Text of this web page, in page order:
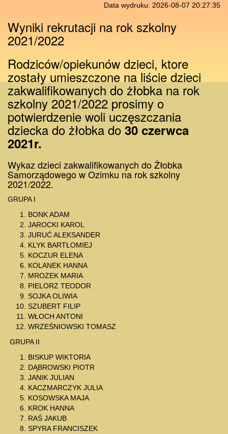
Data wydruku: 2026-08-07 20:27:35
Wyniki rekrutacji na rok szkolny
2021/2022
Rodziców/opiekunów dzieci, ktore
zostały umieszczone na liście dzieci
zakwalifikowanych do żłobka na rok
szkolny 2021/2022 prosimy o
potwierdzenie woli uczęszczania
dziecka do żłobka do 30 czerwca
2021r.
Wykaz dzieci zakwalifikowanych do Żłobka
Samorządowego w Ozimku na rok szkolny
2021/2022.
GRUPA I
BONK ADAM
JAROCKI KAROL
JURUĆ ALEKSANDER
KLYK BARTŁOMIEJ
KOCZUR ELENA
KOLANEK HANNA
MROZEK MARIA
PIELORZ TEODOR
SOJKA OLIWIA
SZUBERT FILIP
WŁOCH ANTONI
WRZEŚNIOWSKI TOMASZ
GRUPA II
BISKUP WIKTORIA
DĄBROWSKI PIOTR
JANIK JULIAN
KACZMARCZYK JULIA
KOSOWSKA MAJA
KROK HANNA
RAŚ JAKUB
SPYRA FRANCISZEK